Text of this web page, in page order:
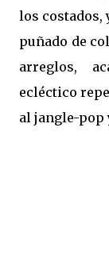
los costados,
puñado de
arreglos,
ecléctico
al jangle-pop